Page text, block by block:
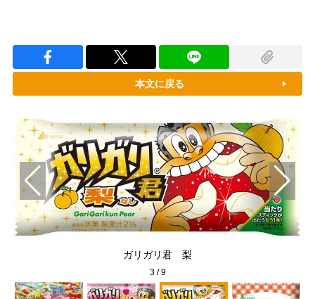
本文に戻る
ガリガリ君 梨
3/9